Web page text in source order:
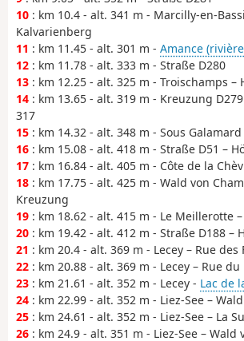
10 : km 10.4 - alt. 341 m - Marcilly-en-
Kalvarienberg
11 : km 11.45 - alt. 301 m - Amance
12 : km 11.78 - alt. 333 m - Straße D280
13 : km 12.25 - alt. 325 m - Troischamps –
14 : km 13.65 - alt. 319 m - Kreuzung
317
15 : km 14.32 - alt. 348 m - Sous
16 : km 15.08 - alt. 418 m - Straße D51 –
17 : km 16.84 - alt. 405 m - Côte de la
18 : km 17.75 - alt. 425 m - Wald von
Kreuzung
19 : km 18.62 - alt. 415 m - Le Meillerotte
20 : km 19.42 - alt. 412 m - Straße D188 –
21 : km 20.4 - alt. 369 m - Lecey – Rue des
22 : km 20.88 - alt. 369 m - Lecey – Rue du
23 : km 21.61 - alt. 352 m - Lecey - Lac de
24 : km 22.99 - alt. 352 m - Liez-See –
25 : km 24.61 - alt. 352 m - Liez-See – La
26 : km 24.9 - alt. 351 m - Liez-See – Wald